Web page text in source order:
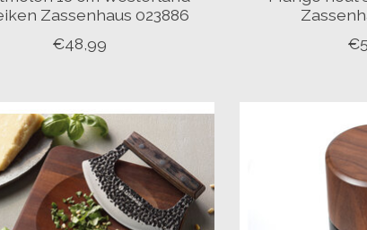
Zassenhaus 023886
€48,99